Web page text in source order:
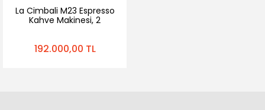
La Cimbali M23 Espresso
Kahve Makinesi, 2
192.000,00 TL